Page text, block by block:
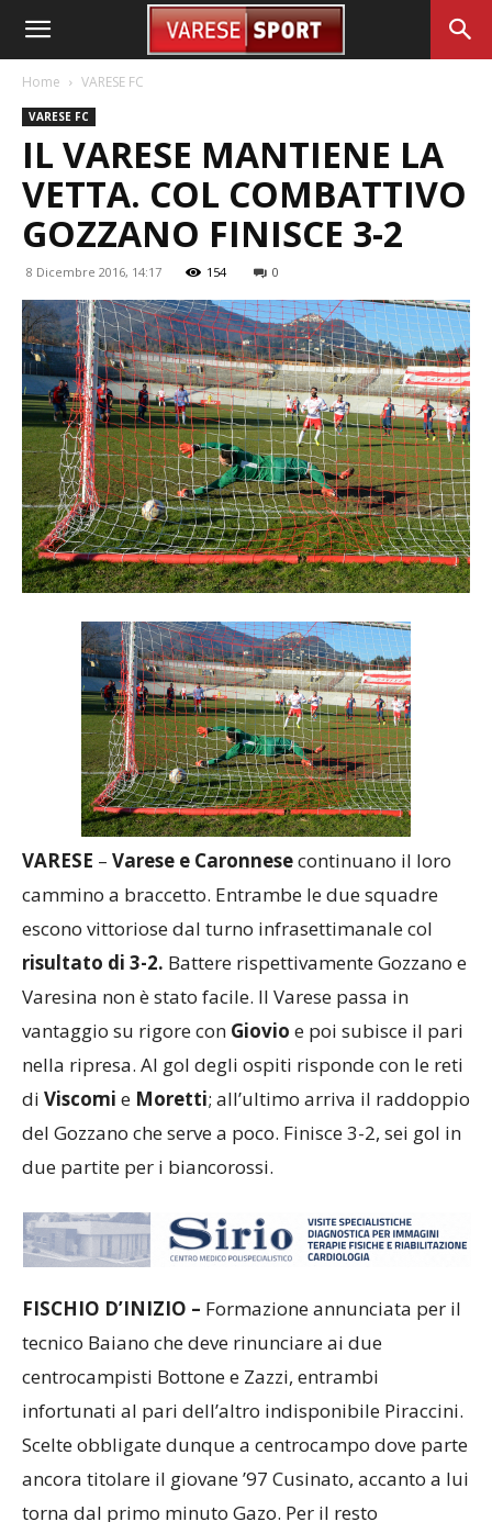
Home VARESE FC
VARESE FC
IL VARESE MANTIENE LA
VETTA. COL COMBATTIVO
GOZZANO FINISCE 3-2
8 Dicembre 2016, 14:17 154 0
VARESE – Varese e Caronnesecontinuano il loro
cammino a braccetto. Entrambe le due squadre
escono vittoriose dal turno infrasettimanale col
risultato di 3-2. Battere rispettivamente Gozzano e
Varesina non è stato facile. Il Varese passa in
vantaggio su rigore con Giovio e poi subisce il pari
nella ripresa. Al gol degli ospiti risponde con le reti
di Viscomi e Moretti; all’ultimo arriva il raddoppio
del Gozzano che serve a poco. Finisce 3-2, sei gol in
due partite per i biancorossi.
Formazione annunciata per il
centrocampisti Bottone e Zazzi, entrambi
infortunati al pari dell’altro indisponibile Piraccini.
Scelte obbligate dunque a centrocampo dove parte
ancora titolare il giovane ’97 Cusinato, accanto a lui